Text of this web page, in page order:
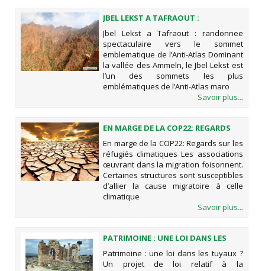
JBEL LEKST A TAFRAOUT :
RANDONNEE SPECTACULAIRE VERS
LE SOMMET EMBLEMATIQUE DE
L’ANTI-ATLAS
Jbel Lekst a Tafraout : randonnee
spectaculaire vers le sommet
emblematique de l’Anti-Atlas Dominant
la vallée des Ammeln, le Jbel Lekst est
l’un des sommets les plus
emblématiques de l’Anti-Atlas maro
Savoir plus...
EN MARGE DE LA COP22: REGARDS
SUR LES RÉFUGIÉS CLIMATIQUES
En marge de la COP22: Regards sur les
réfugiés climatiques Les associations
œuvrant dans la migration foisonnent.
Certaines structures sont susceptibles
d’allier la cause migratoire à celle
climatique
Savoir plus...
PATRIMOINE : UNE LOI DANS LES
TUYAUX ?
Patrimoine : une loi dans les tuyaux ?
Un projet de loi relatif à la